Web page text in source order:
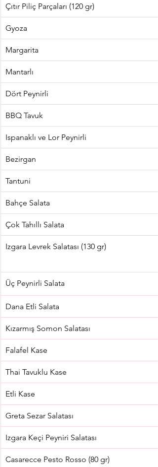
Çıtır Piliç Parçaları (120 gr)
Gyoza
Margarita
Mantarlı
Dört Peynirli
BBQ Tavuk
Ispanaklı ve Lor Peynirli
Bezirgan
Tantuni
Bahçe Salata
Çok Tahıllı Salata
Izgara Levrek Salatası (130 gr)
Üç Peynirli Salata
Dana Etli Salata
Kızarmış Somon Salatası
Falafel Kase
Thai Tavuklu Kase
Etli Kase
Greta Sezar Salatası
Izgara Keçi Peyniri Salatası
Casarecce Pesto Rosso (80 gr)